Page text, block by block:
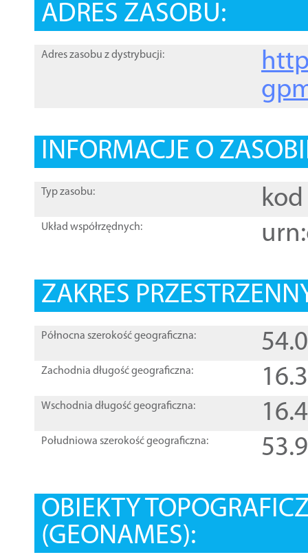
ADRES ZASOBU:
Adres zasobu z dystrybucji:
INFORMACJE O
Typ zasobu: kod
Układ współrzędnych:
ZAKRES
Północna szerokość geograficzna:
Zachodnia długość geograficzna:
Wschodnia długość geograficzna:
Południowa szerokość geograficzna:
OBIEKTY
(GEONAMES):